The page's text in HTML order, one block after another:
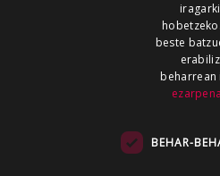
ALEA
NOAUA
hobetzeko.
beste
BEHAR-